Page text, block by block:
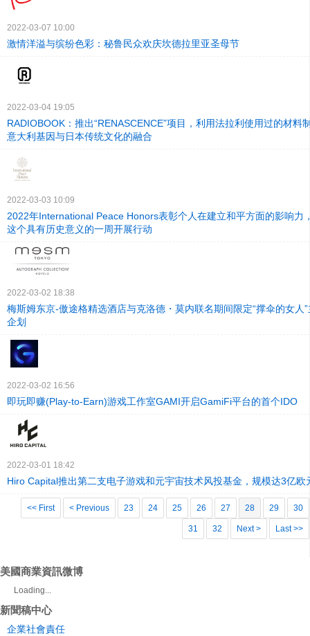
2022-03-07 10:00
激情洋溢与缤纷色彩：秘鲁民众欢庆坎德拉里亚圣母节
2022-03-04 19:05
RADIOBOOK：推出“RENASCENCE”项目，利用法拉利使用过的材料
意大利基因与日本传统文化的融合
2022-03-03 10:09
2022年International Peace Honors表彰个人在建立和平方面的影响力
这个具有历史意义的一周开展行动
2022-03-02 18:38
梅斯姆东京-傲途格精选酒店与克洛德・莫内联名期间限定“撑伞的女人
企划
2022-03-02 16:56
即玩即赚(Play-to-Earn)游戏工作室GAMI开启GamiFi平台的首个IDO
2022-03-01 18:42
Hiro Capital推出第二支电子游戏和元宇宙技术风投基金，规模达3亿欧
<< First < Previous 23 24 25 26 27 28 29 30
31 32 Next > Last >>
美國商業資訊微博
Loading...
新聞稿中心
企業社會責任